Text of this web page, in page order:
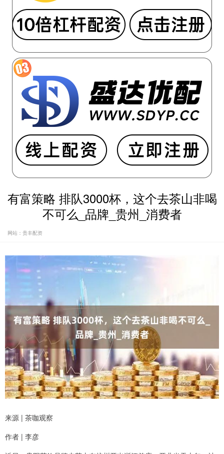
有富策略 排队3000杯，这个去茶山非喝
不可么_品牌_贵州_消费者
网站：贵丰配资
来源 | 茶咖观察
作者 | 李彦